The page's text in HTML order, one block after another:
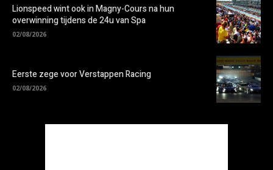
Lionspeed wint ook in Magny-Cours na hun
overwinning tijdens de 24u van Spa
02/08/2026
Eerste zege voor Verstappen Racing
02/08/2026